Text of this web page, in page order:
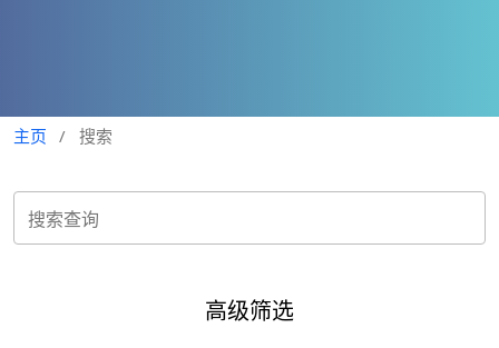
主页 / 搜索
高级筛选